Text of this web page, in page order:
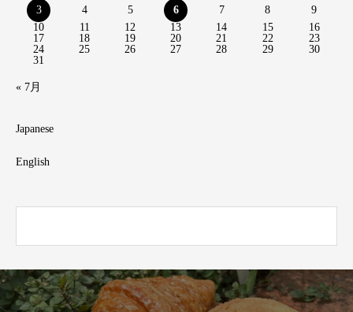
3
4 5 6 7 8
9
10
11 12 13 14 15
16
17
18 19 20 21 22
23
24
25 26 27 28 29
30
31
« 7月
Japanese
English